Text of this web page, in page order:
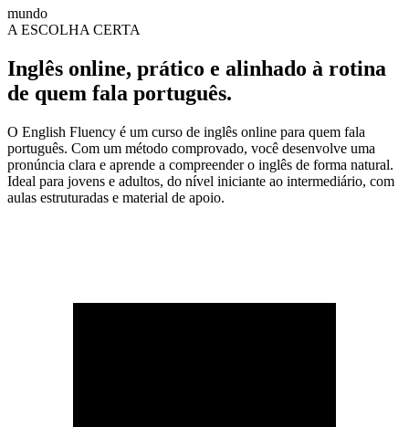
mundo
A ESCOLHA CERTA
Inglês online, prático e alinhado à rotina
de quem fala português.
O English Fluency é um curso de inglês online para quem fala
português. Com um método comprovado, você desenvolve uma
pronúncia clara e aprende a compreender o inglês de forma natural.
Ideal para jovens e adultos, do nível iniciante ao intermediário, com
aulas estruturadas e material de apoio.